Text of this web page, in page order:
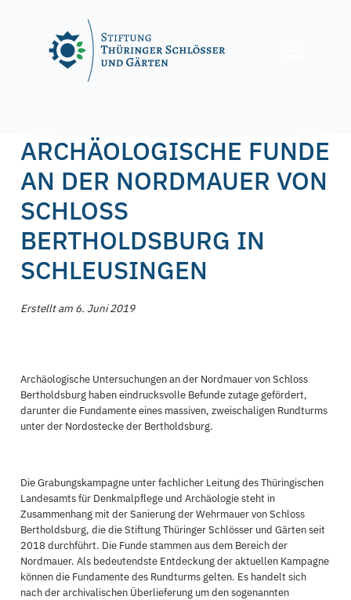
ARCHÄOLOGISCHE FUNDE
AN DER NORDMAUER VON
SCHLOSS
BERTHOLDSBURG IN
SCHLEUSINGEN
Erstellt am 6. Juni 2019
Archäologische Untersuchungen an der Nordmauer von Schloss
Bertholdsburg haben eindrucksvolle Befunde zutage gefördert,
darunter die Fundamente eines massiven, zweischaligen Rundturms
unter der Nordostecke der Bertholdsburg.
Die Grabungskampagne unter fachlicher Leitung des Thüringischen
Landesamts für Denkmalpflege und Archäologie steht in
Zusammenhang mit der Sanierung der Wehrmauer von Schloss
Bertholdsburg, die die Stiftung Thüringer Schlösser und Gärten seit
2018 durchführt. Die Funde stammen aus dem Bereich der
Nordmauer. Als bedeutendste Entdeckung der aktuellen Kampagne
können die Fundamente des Rundturms gelten. Es handelt sich
nach der archivalischen Überlieferung um den sogenannten